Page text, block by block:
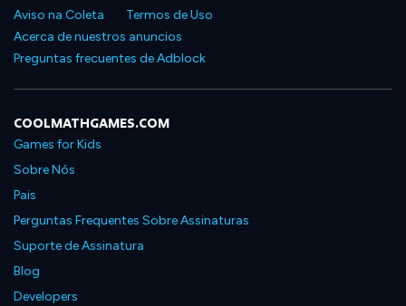
Aviso na Coleta
Termos de Uso
Acerca de nuestros anuncios
Preguntas frecuentes de Adblock
COOLMATHGAMES.COM
Games for Kids
Sobre Nós
Pais
Perguntas Frequentes Sobre Assinaturas
Suporte de Assinatura
Blog
Developers